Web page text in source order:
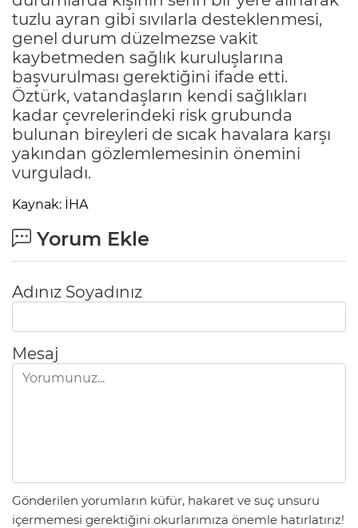
tuzlu ayran gibi sıvılarla desteklenmesi,
genel durum düzelmezse vakit
kaybetmeden sağlık kuruluşlarına
başvurulması gerektiğini ifade etti.
Öztürk, vatandaşların kendi sağlıkları
kadar çevrelerindeki risk grubunda
bulunan bireyleri de sıcak havalara karşı
yakından gözlemlemesinin önemini
vurguladı.
Kaynak: İHA
Yorum Ekle
Adınız Soyadınız
Mesaj
Gönderilen yorumların küfür, hakaret ve suç unsuru
içermemesi gerektiğini okurlarımıza önemle hatırlatırız!